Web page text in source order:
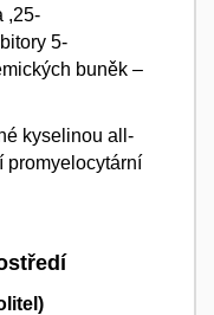
,25-
5-
buněk –
kyselinou all-
promyelocytární